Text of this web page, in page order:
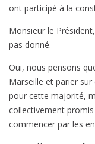
ont participé à la
Monsieur le
pas donné.
Oui, nous pensons
Marseille et parier
pour cette majorité,
collectivement
commencer par les